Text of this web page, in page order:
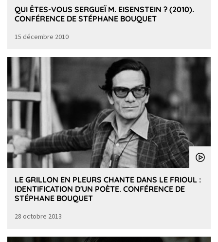
QUI ÊTES-VOUS SERGUEÏ M. EISENSTEIN ? (2010).
CONFÉRENCE DE STÉPHANE BOUQUET
15 décembre 2010
LE GRILLON EN PLEURS CHANTE DANS LE FRIOUL :
IDENTIFICATION D'UN POÈTE. CONFÉRENCE DE
STÉPHANE BOUQUET
28 octobre 2013